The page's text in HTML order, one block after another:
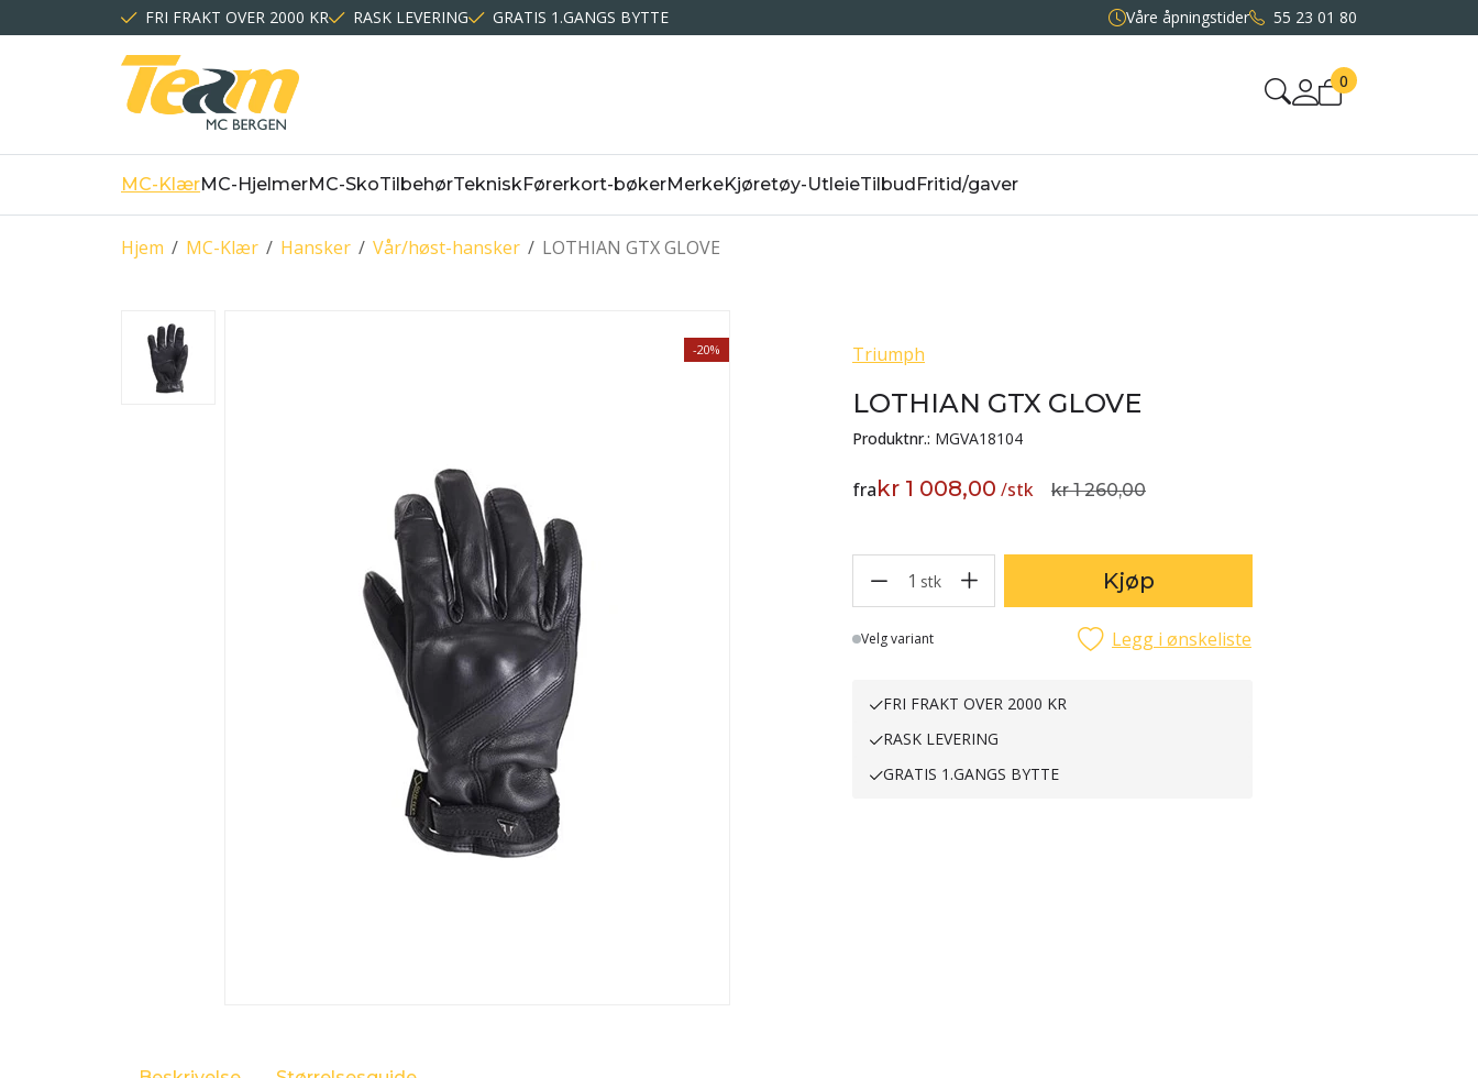
FRI FRAKT OVER 2000 KR RASK LEVERING GRATIS 1.GANGS BYTTE Våre åpningstider 55 23 01 80
0
MC-KlærMC-HjelmerMC-SkoTilbehørTekniskFørerkort-bøkerMerkeKjøretøy-UtleieTilbud Fritid/gaver
/
Hjem /
MC-Klær /
Hansker /
Vår/høst-hansker LOTHIAN GTX GLOVE
-20% Triumph
LOTHIAN GTX GLOVE
Produktnr.: MGVA18104
frakr 1 008,00 /stk kr 1 260,00
1 stk Kjøp
Lager
Velg variant Legg i ønskeliste
FRI FRAKT OVER 2000 KR
RASK LEVERING
GRATIS 1.GANGS BYTTE